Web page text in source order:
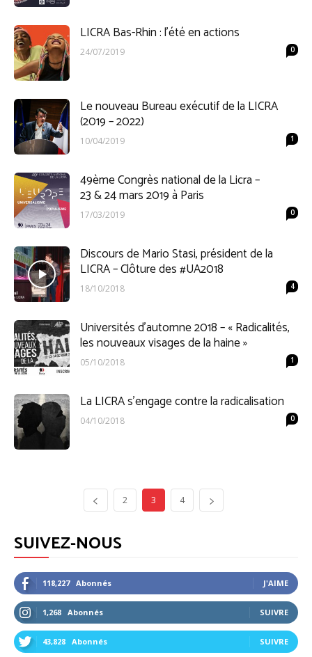
LICRA Bas-Rhin : l’été en actions
24/07/2019 0
Le nouveau Bureau exécutif de la LICRA
(2019 – 2022)
10/04/2019 1
49ème Congrès national de la Licra –
23 & 24 mars 2019 à Paris
17/03/2019 0
Discours de Mario Stasi, président de la
LICRA – Clôture des #UA2018
18/10/2018 4
Universités d’automne 2018 – « Radicalités,
les nouveaux visages de la haine »
05/10/2018 1
La LICRA s’engage contre la radicalisation
04/10/2018 0
2 3 4
SUIVEZ-NOUS
118,227 Abonnés J'AIME
1,268 Abonnés SUIVRE
43,828 Abonnés SUIVRE